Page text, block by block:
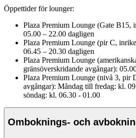
Öppettider för lounger:
Plaza Premium Lounge (Gate B15,
05.00 – 22.00 dagligen
Plaza Premium Lounge (pir C,
06.45 – 20.30 dagligen
Plaza Premium Lounge
gränsöverskridande avgångar):
Plaza Premium Lounge (nivå 3, pir
avgångar): Måndag till fredag: kl.
söndag: kl. 06.30 - 01.00
Omboknings- och